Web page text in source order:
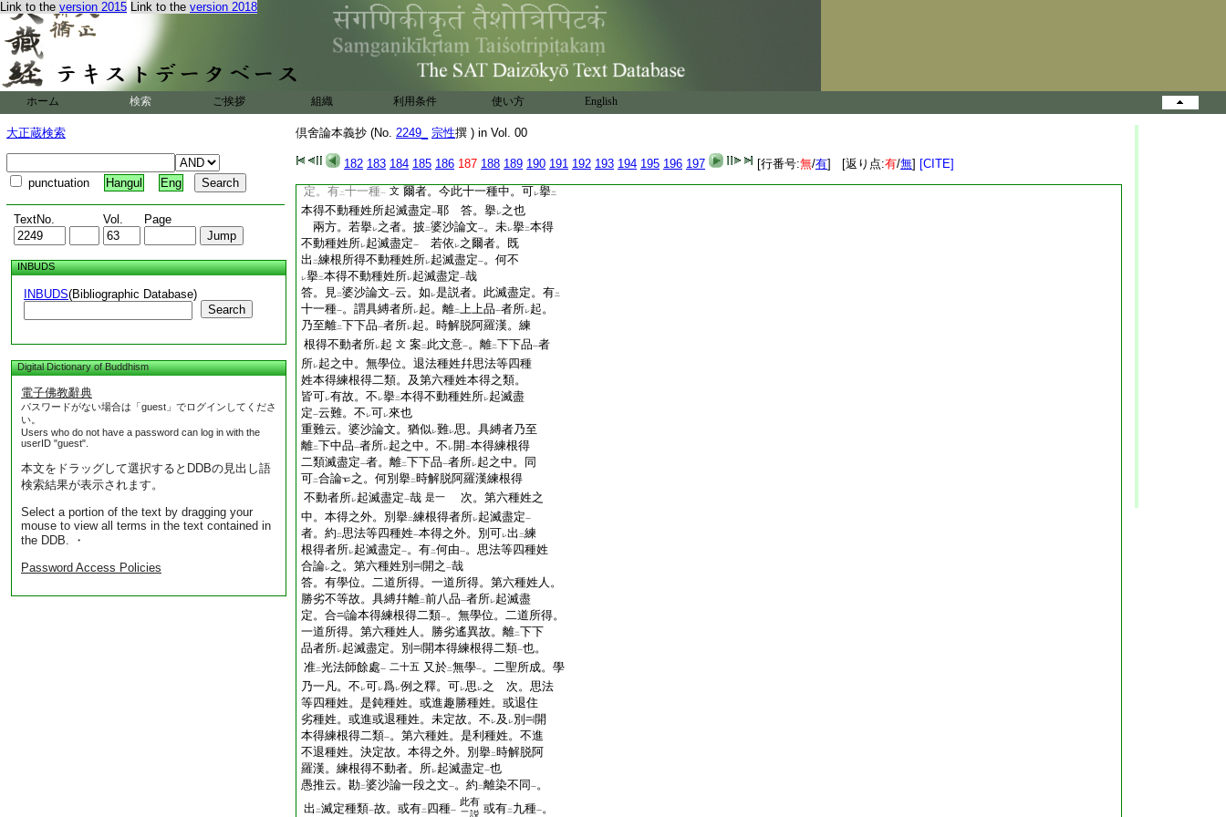
Link to the version 2015 Link to the version 2018
ホーム 検索 ご挨拶 組織 利用条件 使い方 English
大正蔵検索
punctuation Hangul Eng
TextNo. Vol. Page
INBUDS
INBUDS(Bibliographic Database)
Search
Digital Dictionary of Buddhism
電子佛教辭典
パスワードがない場合は「guest」でログインしてくださ
い。
Users who do not have a password can log in with the
userID "guest".
本文をドラッグして選択するとDDBの見出し語
検索結果が表示されます。
Select a portion of the text by dragging your
mouse to view all terms in the text contained in
the DDB. ・
Password Access Policies
倶舍論本義抄 (No. 2249_ 宗性撰 ) in Vol. 00
182 183 184 185 186 187 188 189 190 191 192 193 194 195 196 197 [行番号:無/有] [返り点:有/無] [CITE]
云。或應 説レ九。謂離染故。即非想非非想
處具縛。及離
一品乃至八品染 爲レ九。經有
説者。此應 レ 説レ 十。謂即前九加 離 第九無間
案 二此文意 一
。身證不還果
一類 。離 非想地
一品乃至八品染
者。各爲 。離 非想地
第九品染無間道位
爲 一類 一 。故約 離染
時。
有 十種不同 也
問。婆沙論 百五
十二 中。述二 如是説者義一云。此滅盡
定。有二十一種一 文 爾者。今此十一種中。可レ擧二
本得不動種姓所起滅盡定一耶 答。擧レ之也
兩方。若擧レ之者。披 二婆沙論文一。未レ擧二本得
不動種姓所レ起滅盡定一 若依 レ之爾者。既
出 二練根所得不動種姓所レ起滅盡定一。何不
レ擧二本得不動種姓所レ起滅盡定一哉
答。見二婆沙論文一云。如 レ是説者。此滅盡定。有二
十一種一。謂具縛者所レ起。離二上上品一者所レ起。
乃至離二下下品一者所レ起。時解脱阿羅漢。練
根得不動者所レ起 文 案二 此文意一。離二下下品一者
所レ起之中。無學位。退法種姓幷思法等四種
姓本得練根得二類。及第六種姓本得之類。
皆可レ有故。不 レ擧二本得不動種姓所レ起滅盡
定一云難。不 レ可レ來也
重難云。婆沙論文。猶似レ難レ思。具縛者乃至
離二下中品一者所レ起之中。不 レ開 二本得練根得
二類滅盡定一者。離二下下品一者所レ起之中。同
可二合論 之。何別擧二時解脱阿羅漢練根得
不動者所レ起滅盡定一哉 是一
次。第六種姓之
中。本得之外。別擧二練根得者所レ起滅盡定一
者。約 二思法等四種姓一本得之外。別可レ出 二練
根得者所レ起滅盡定一。有二何由一。思法等四種姓
合論レ之。第六種姓別 開之 一哉
答。有學位。二道所得。一道所得。第六種姓人。
勝劣不等故。具縛幷離二前八品一者所レ起滅盡
定。合
論本得練根得二類一。無學位。二道所得。
一道所得。第六種姓人。勝劣遙異故。離二下下
品者所レ起滅盡定。別 開本得練根得二類一也。
准二光法師餘處一 二十五 又於二無學一。二聖所成。學
乃一凡。不 レ可レ爲レ例之釋。可レ思 レ之
次。思法
等四種姓。是鈍種姓。或進趣勝種姓。或退住
劣種姓。或進或退種姓。未定故。不 レ及 レ別
開
本得練根得二類一。第六種姓。是利種姓。不進
不退種姓。決定故。本得之外。別擧二時解脱阿
羅漢。練根得不動者。所レ起滅盡定一也
愚推云。勘二婆沙論一段之文一。約 二離染不同 一。
出 二滅定種類一故。或有二 四種一
此有
二説 或有二 九種一。